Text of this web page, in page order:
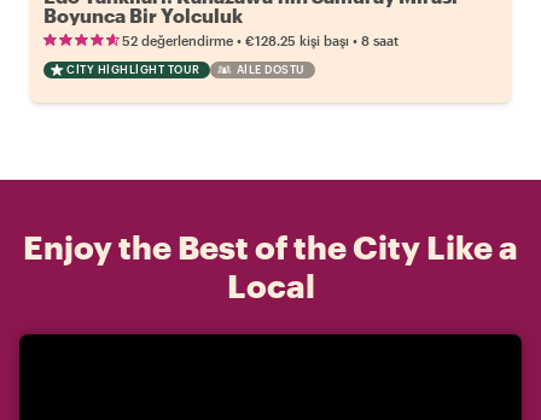
Boyunca Bir Yolculuk
52 değerlendirme • €128.25 kişi başı • 8 saat
CITY HIGHLIGHT TOUR AILE DOSTU
Enjoy the Best of the City Like a
Local